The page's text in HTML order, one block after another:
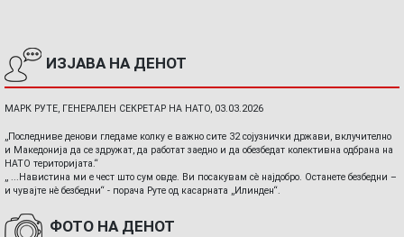
ИЗЈАВА НА ДЕНОТ
МАРК РУТЕ, ГЕНЕРАЛЕН СЕКРЕТАР НА НАТО, 03.03.2026
„Последниве денови гледаме колку е важно сите 32 сојузнички држави, вклучително
и Македонија да се здружат, да работат заедно и да обезбедат колективна одбрана на
НАТО територијата.“
„ ...Навистина ми е чест што сум овде. Ви посакувам сè најдобро. Останете безбедни –
и чувајте нè безбедни“ - порача Руте од касарната „Илинден“.
ФОТО НА ДЕНОТ